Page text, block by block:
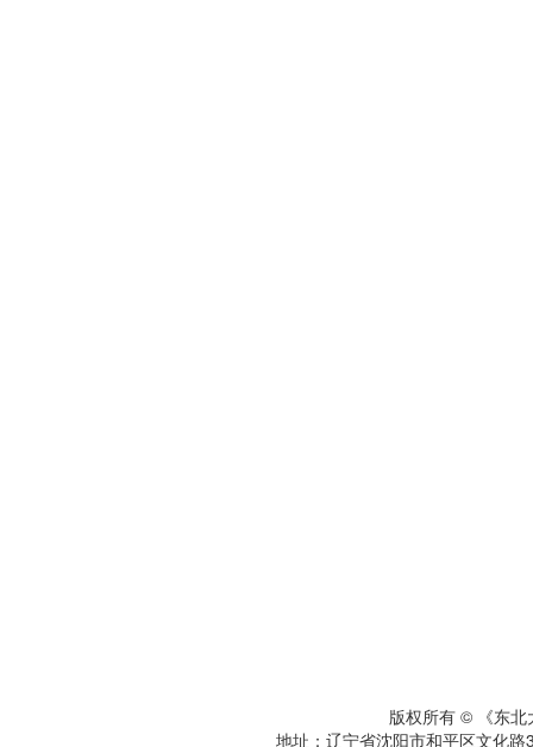
版权所有 © 《东北
地址：辽宁省沈阳市和平区文化